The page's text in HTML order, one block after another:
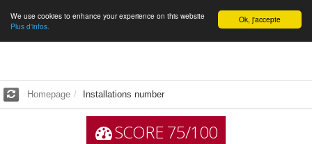
English Ok, j'accepte
We use cookies to enhance your experience on this website
Plus d'infos.
Homepage Installations number
SCORE 75/100